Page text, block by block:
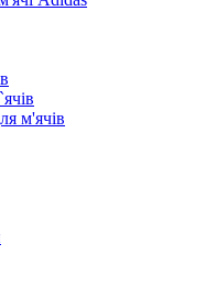
м'ячів